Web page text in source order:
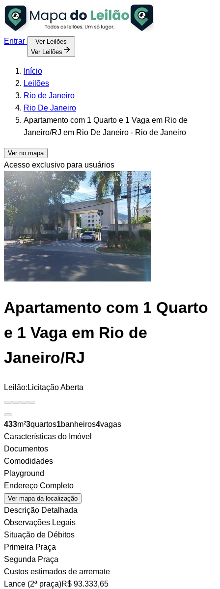
Entrar
Ver Leilões
Ver Leilões
Início
Leilões
Rio de Janeiro
Rio De Janeiro
Apartamento com 1 Quarto e 1 Vaga em Rio de
Janeiro/RJ em Rio De Janeiro - Rio de Janeiro
Ver no mapa
Acesso exclusivo para usuários
Apartamento com 1 Quarto
e 1 Vaga em Rio de
Janeiro/RJ
Leilão: Licitação Aberta
433m²3quartos1banheiros4vagas
Características do Imóvel
Documentos
Comodidades
Playground
Endereço Completo
Ver mapa da localização
Descrição Detalhada
Observações Legais
Situação de Débitos
Primeira Praça
Segunda Praça
Custos estimados de arremate
Lance (2ª praça)R$ 93.333,65